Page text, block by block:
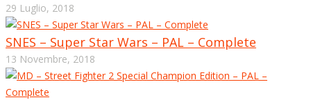
29 Luglio, 2018
SNES – Super Star Wars – PAL – Complete
13 Novembre, 2018